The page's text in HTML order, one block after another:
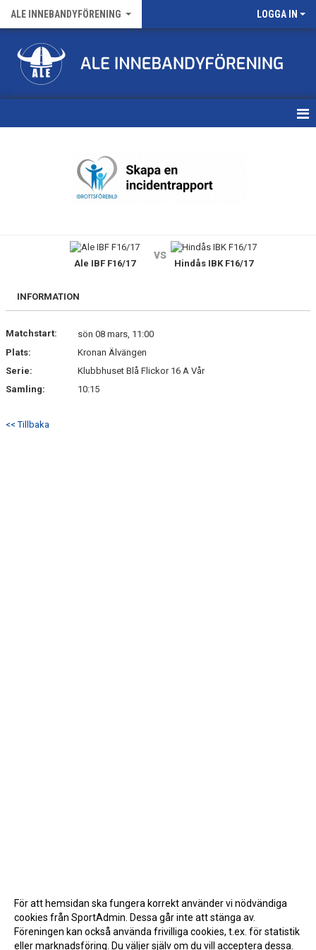
ALE INNEBANDYFÖRENING LOGGA IN
FÖRENINGENS MATCHER
MEDLEMSKAP
Ale IBF F16/17
vs
Hindås IBK F16/17
INFORMATION
Matchstart:
sön 08 mars, 11:00
Plats:
Kronan Älvängen
Serie:
Klubbhuset Blå Flickor 16 A Vår
Samling:
10:15
<< Tillbaka
För att hemsidan ska fungera korrekt använder vi nödvändiga
cookies från SportAdmin. Dessa går inte att stänga av.
Föreningen kan också använda frivilliga cookies, t.ex. för statistik
eller marknadsföring. Du väljer själv om du vill acceptera dessa.